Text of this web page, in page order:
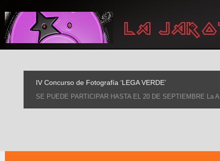
IV Concurso de Fotografía ‘LEGA VERDE’
SE PUEDE PARTICIPAR HASTA EL 20 DE SEPTIEMBRE La